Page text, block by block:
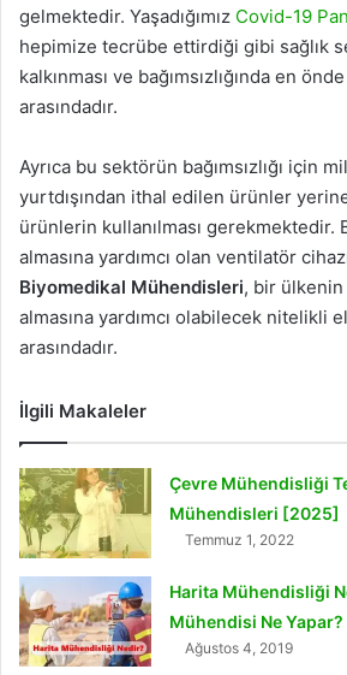
gelmektedir. Yaşadığımız Covid-19
hepimize tecrübe ettirdiği gibi sağlık
kalkınması ve bağımsızlığında en
arasındadır.
Ayrıca bu sektörün bağımsızlığı için
yurtdışından ithal edilen ürünler
ürünlerin kullanılması gerekmektedir.
almasına yardımcı olan ventilatör
Biyomedikal Mühendisleri, bir ülkenin
almasına yardımcı olabilecek nitelikli
arasındadır.
İlgili Makaleler
Çevre Mühendisliği
Mühendisleri [2025]
Temmuz 1, 2022
Harita Mühendisliği
Mühendisi Ne
Ağustos 4, 2019